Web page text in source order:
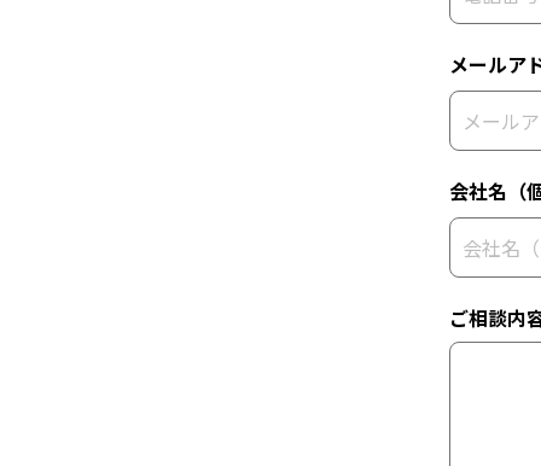
メールア
会社名（
ご相談内